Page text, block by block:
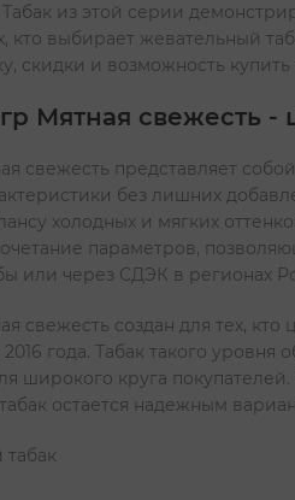
из этой серии
кто выбирает жевательный
скидки и возможность
Мятная свежесть -
свежесть представляет
без лишних
холодных и мягких
параметров,
или через СДЭК в регионах
свежесть создан для тех,
года. Табак такого
широкого круга
остается надежным